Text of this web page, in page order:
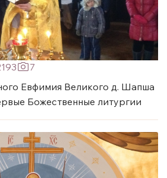
7
Евфимия Великого д. Шапша
Божественные литургии